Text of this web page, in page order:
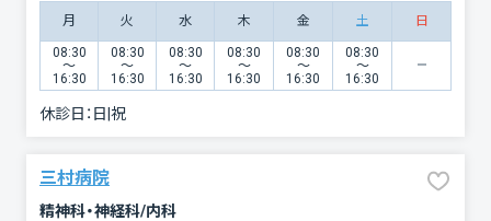
月 火 水 木 金 土 日
08:30
〜
16:30
08:30
〜
16:30
08:30
〜
16:30
08:30
〜
16:30
08:30
〜
16:30
08:30
〜
16:30
休診日： 日|祝
三村病院
精神科・神経科/内科